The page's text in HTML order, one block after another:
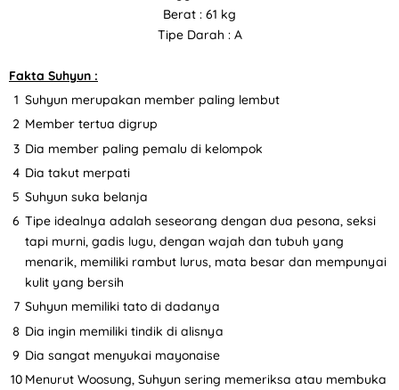
Berat : 61 kg
Tipe Darah : A
Fakta Suhyun :
Suhyun merupakan member paling lembut
Member tertua digrup
Dia member paling pemalu di kelompok
Dia takut merpati
Suhyun suka belanja
Tipe idealnya adalah seseorang dengan dua pesona, seksi
tapi murni, gadis lugu, dengan wajah dan tubuh yang
menarik, memiliki rambut lurus, mata besar dan mempunyai
kulit yang bersih
Suhyun memiliki tato di dadanya
Dia ingin memiliki tindik di alisnya
Dia sangat menyukai mayonaise
Menurut Woosung, Suhyun sering memeriksa atau membuka